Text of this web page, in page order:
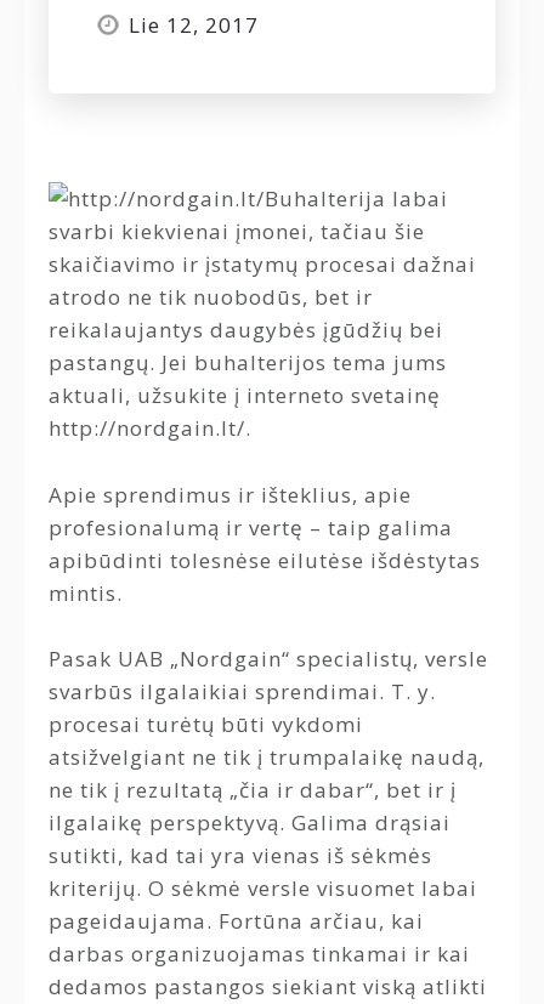
Lie 12, 2017
Buhalterija labai
svarbi kiekvienai įmonei, tačiau šie
skaičiavimo ir įstatymų procesai dažnai
atrodo ne tik nuobodūs, bet ir
reikalaujantys daugybės įgūdžių bei
pastangų. Jei buhalterijos tema jums
aktuali, užsukite į interneto svetainę
http://nordgain.lt/.
Apie sprendimus ir išteklius, apie
profesionalumą ir vertę – taip galima
apibūdinti tolesnėse eilutėse išdėstytas
mintis.
Pasak UAB „Nordgain“ specialistų, versle
svarbūs ilgalaikiai sprendimai. T. y.
procesai turėtų būti vykdomi
atsižvelgiant ne tik į trumpalaikę naudą,
ne tik į rezultatą „čia ir dabar“, bet ir į
ilgalaikę perspektyvą. Galima drąsiai
sutikti, kad tai yra vienas iš sėkmės
kriterijų. O sėkmė versle visuomet labai
pageidaujama. Fortūna arčiau, kai
darbas organizuojamas tinkamai ir kai
dedamos pastangos siekiant viską atlikti